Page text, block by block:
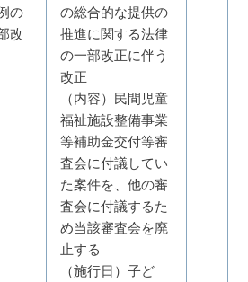
の
改
の総合的な提供の
推進に関する法律
の一部改正に伴う
改正
（内容）民間児童
福祉施設整備事業
等補助金交付等審
査会に付議してい
た案件を、他の審
査会に付議するた
め当該審査会を廃
止する
（施行日）子ど